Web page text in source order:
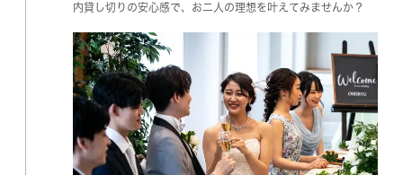
内貸し切りの安心感で、お二人の理想を叶えてみませんか？